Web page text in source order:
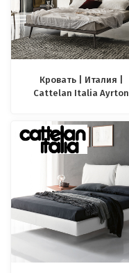
Кровать | Италия |
Cattelan Italia Ayrton